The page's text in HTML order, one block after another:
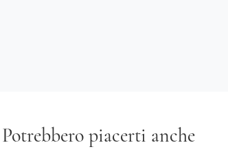
Potrebbero piacerti anche